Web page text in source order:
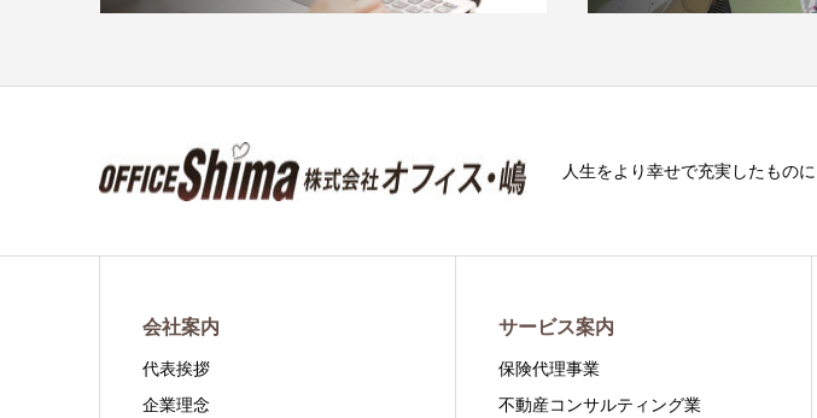
人生をより幸せで充実したもの
会社案内
代表挨拶
企業理念
サービス案内
保険代理事業
不動産コンサルティング業